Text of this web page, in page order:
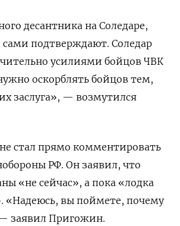
десантника на Соледаре,
сами подтверждают. Соледар
усилиями бойцов ЧВК
оскорблять бойцов тем,
заслуга», — возмутился
стал прямо комментировать
РФ. Он заявил, что
«не сейчас», а пока «лодка
«Надеюсь, вы поймете, почему
заявил Пригожин.